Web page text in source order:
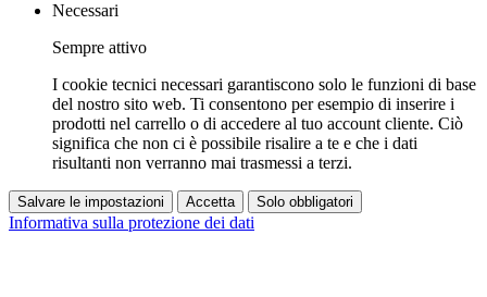
Necessari
Sempre attivo
I cookie tecnici necessari garantiscono solo le funzioni di base
del nostro sito web. Ti consentono per esempio di inserire i
prodotti nel carrello o di accedere al tuo account cliente. Ciò
significa che non ci è possibile risalire a te e che i dati
risultanti non verranno mai trasmessi a terzi.
Salvare le impostazioni Accetta Solo obbligatori
Informativa sulla protezione dei dati